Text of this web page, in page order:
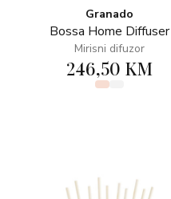
Granado
Bossa Home Diffuser
Mirisni difuzor
246,50 KM